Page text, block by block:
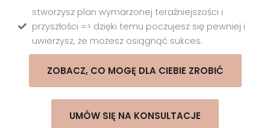
stworzysz plan wymarzonej teraźniejszości i
przyszłości => dzięki temu poczujesz się pewniej i
uwierzysz, że możesz osiągnąć sukces.
ZOBACZ, CO MOGĘ DLA CIEBIE ZROBIĆ
UMÓW SIĘ NA KONSULTACJE